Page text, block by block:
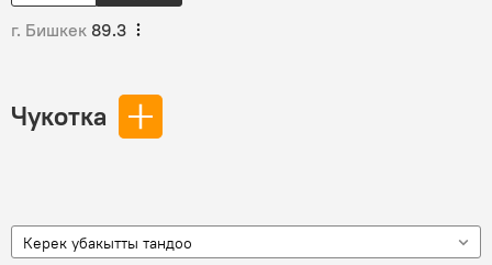
г. Бишкек 89.3
Чукотка
Керек убакытты тандоо